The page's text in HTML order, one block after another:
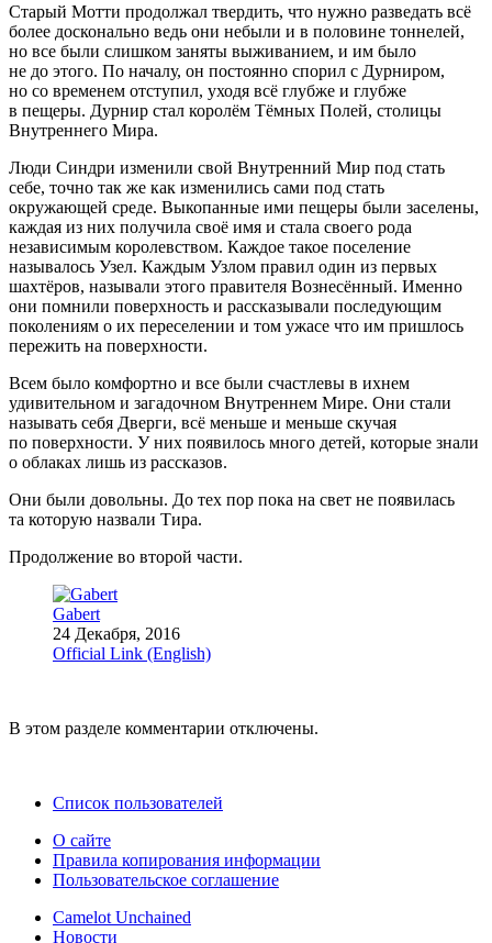
Старый Мотти продолжал твердить, что нужно разведать всё
более досконально ведь они небыли и в половине тоннелей,
но все были слишком заняты выживанием, и им было
не до этого. По началу, он постоянно спорил с Дурниром,
но со временем отступил, уходя всё глубже и глубже
в пещеры. Дурнир стал королём Тёмных Полей, столицы
Внутреннего Мира.
Люди Синдри изменили свой Внутренний Мир под стать
себе, точно так же как изменились сами под стать
окружающей среде. Выкопанные ими пещеры были заселены,
каждая из них получила своё имя и стала своего рода
независимым королевством. Каждое такое поселение
называлось Узел. Каждым Узлом правил один из первых
шахтёров, называли этого правителя Вознесённый. Именно
они помнили поверхность и рассказывали последующим
поколениям о их переселении и том ужасе что им пришлось
пережить на поверхности.
Всем было комфортно и все были счастлевы в ихнем
удивительном и загадочном Внутреннем Мире. Они стали
называть себя Дверги, всё меньше и меньше скучая
по поверхности. У них появилось много детей, которые знали
о облаках лишь из рассказов.
Они были довольны. До тех пор пока на свет не появилась
та которую назвали Тира.
Продолжение во второй части.
Gabert
24 Декабря, 2016
Official Link (English)
В этом разделе комментарии отключены.
Список пользователей
О сайте
Правила копирования информации
Пользовательское соглашение
Camelot Unchained
Новости